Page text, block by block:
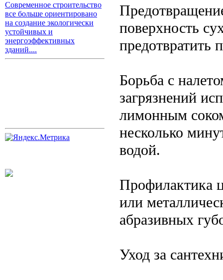
Современное строительство
все больше ориентировано
на создание экологически
устойчивых и
энергоэффективных
зданий....
поверхность
предотвратить
Борьба с
загрязнений
лимонным
несколько
водой.
Профилактика
или
абразивных
Уход за